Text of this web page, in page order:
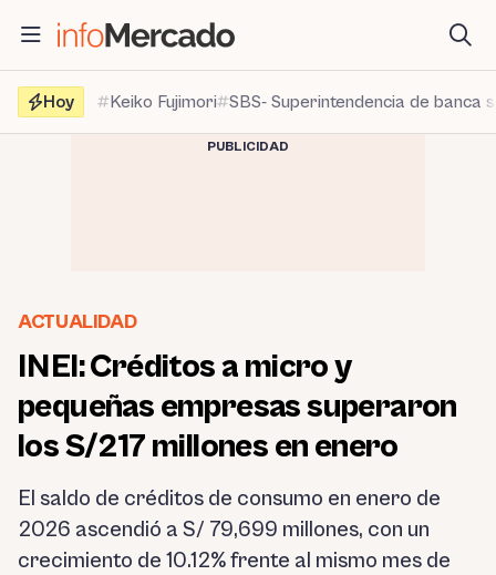
contenido
Hoy
Keiko Fujimori SBS- Superintendencia de banca
PUBLICIDAD
ACTUALIDAD
INEI: Créditos a micro y
pequeñas empresas superaron
los S/217 millones en enero
El saldo de créditos de consumo en enero de
2026 ascendió a S/ 79,699 millones, con un
crecimiento de 10.12% frente al mismo mes de